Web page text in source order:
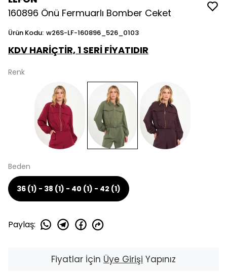
160896 Önü Fermuarlı Bomber Ceket
Ürün Kodu: w26S-LF-160896_526_0103
KDV HARİÇTİR, 1 SERİ FİYATIDIR
Renk
Beden
36 (1) - 38 (1) - 40 (1) - 42 (1)
Paylaş:
Fiyatlar İçin Üye Girişi Yapınız